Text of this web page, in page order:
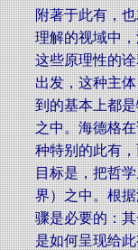
附著于此有，
理解的视域中
这些原理性的
出发，这种主
到的基本上都
之中。海德格
种特别的此有
目标是，把哲
界）之中。根
骤是必要的：
是如何呈现给